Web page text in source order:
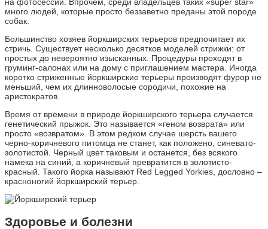
на фотосессии. Впрочем, среди владельцев таких «super star»
много людей, которые просто беззаветно преданы этой породе
собак.
Большинство хозяев йоркширских терьеров предпочитает их
стричь. Существует несколько десятков моделей стрижки: от
простых до невероятно изысканных. Процедуры проходят в
груминг-салонах или на дому с приглашением мастера. Иногда
коротко стриженные йоркширские терьеры производят фурор не
меньший, чем их длинноволосые сородичи, похожие на
аристократов.
Время от времени в природе йоркширского терьера случается
генетический прыжок. Это называется «геном возврата» или
просто «возвратом». В этом редком случае шерсть вашего
черно-коричневого питомца не станет, как положено, синевато-
золотистой. Черный цвет таковым и останется, без всякого
намека на синий, а коричневый превратится в золотисто-
красный. Такого йорка называют Red Legged Yorkies, дословно –
красноногий йоркширский терьер.
Здоровье и болезни